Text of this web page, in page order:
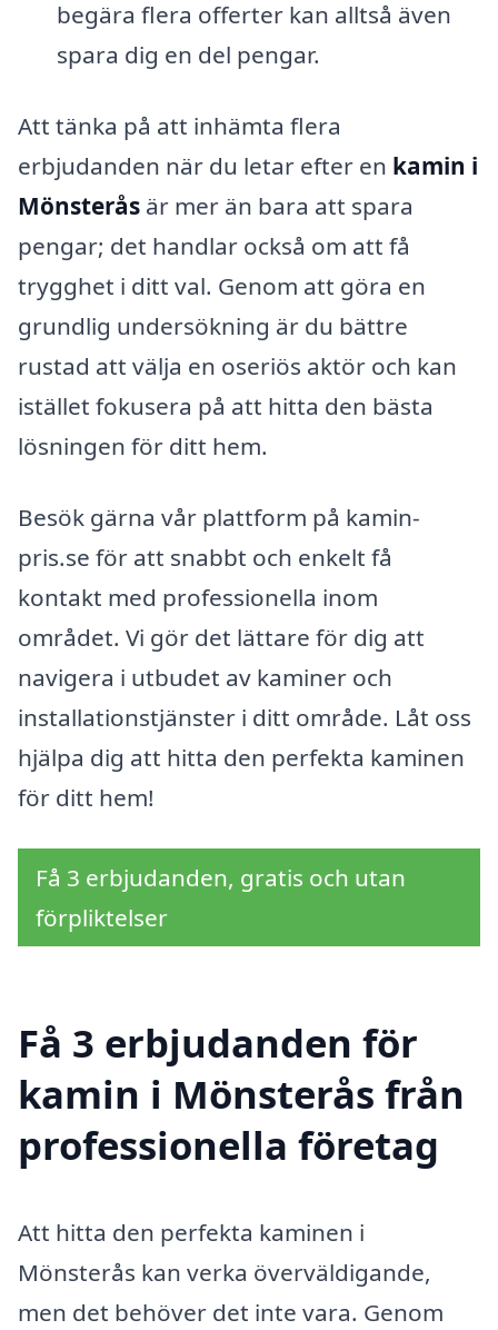
begära flera offerter kan alltså även
spara dig en del pengar.
Att tänka på att inhämta flera
erbjudanden när du letar efter en kamin i
Mönsterås är mer än bara att spara
pengar; det handlar också om att få
trygghet i ditt val. Genom att göra en
grundlig undersökning är du bättre
rustad att välja en oseriös aktör och kan
istället fokusera på att hitta den bästa
lösningen för ditt hem.
Besök gärna vår plattform på kamin-
pris.se för att snabbt och enkelt få
kontakt med professionella inom
området. Vi gör det lättare för dig att
navigera i utbudet av kaminer och
installationstjänster i ditt område. Låt oss
hjälpa dig att hitta den perfekta kaminen
för ditt hem!
Få 3 erbjudanden, gratis och utan
förpliktelser
Få 3 erbjudanden för
kamin i Mönsterås från
professionella företag
Att hitta den perfekta kaminen i
Mönsterås kan verka överväldigande,
men det behöver det inte vara. Genom